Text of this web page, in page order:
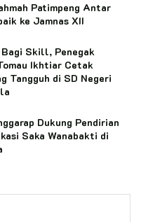
Patimpeng Antar
ke Jamnas XII
Bagi Skill, Penegak
Ikhtiar Cetak
Tangguh di SD Negeri
Dukung Pendirian
Saka Wanabakti di